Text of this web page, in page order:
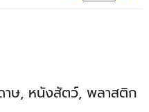
าษ, หนังสัตว์, พลาสติก